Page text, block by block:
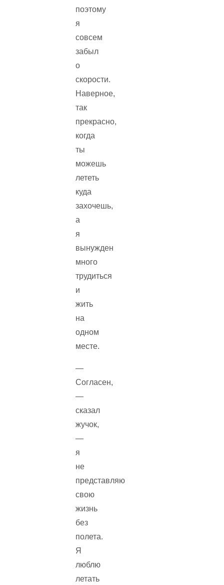
поэтому
я
совсем
забыл
о
скорости.
Наверное,
так
прекрасно,
когда
ты
можешь
лететь
куда
захочешь,
а
я
вынужден
много
трудиться
и
жить
на
одном
месте.
—
Согласен,
—
сказал
жучок,
—
я
не
представляю
свою
жизнь
без
полета.
Я
люблю
летать